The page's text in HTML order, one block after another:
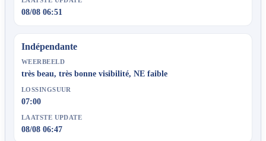
08/08 06:51
Indépendante
WEERBEELD
très beau, très bonne visibilité, NE faible
LOSSINGSUUR
07:00
LAATSTE UPDATE
08/08 06:47